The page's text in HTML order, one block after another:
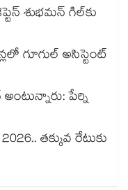
శుభమన్ గిల్‎కు
గూగుల్ అసిస్టెంట్
పేర్ని
తక్కువ రేటుకు